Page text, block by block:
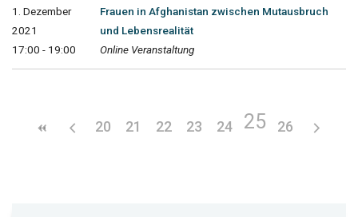
1. Dezember
2021
17:00 - 19:00
Frauen in Afghanistan zwischen Mutausbruch
und Lebensrealität
Online Veranstaltung
20 21 22 23 24 25 26